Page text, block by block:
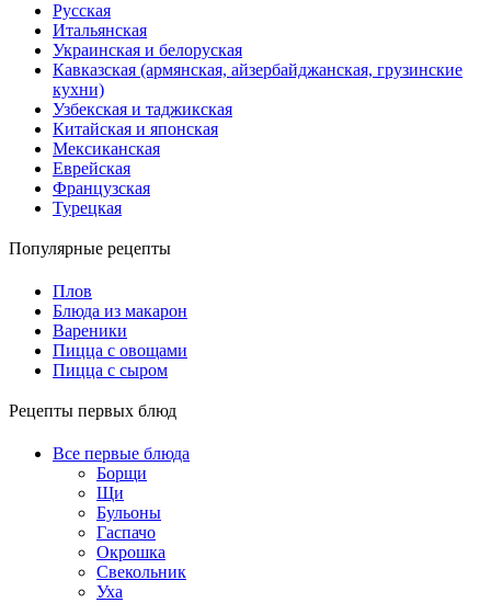
Русская
Итальянская
Украинская и белоруская
Кавказская (армянская, айзербайджанская, грузинские
кухни)
Узбекская и таджикская
Китайская и японская
Мексиканская
Еврейская
Французская
Турецкая
Популярные рецепты
Плов
Блюда из макарон
Вареники
Пицца с овощами
Пицца с сыром
Рецепты первых блюд
Все первые блюда
Борщи
Щи
Бульоны
Гаспачо
Окрошка
Свекольник
Уха